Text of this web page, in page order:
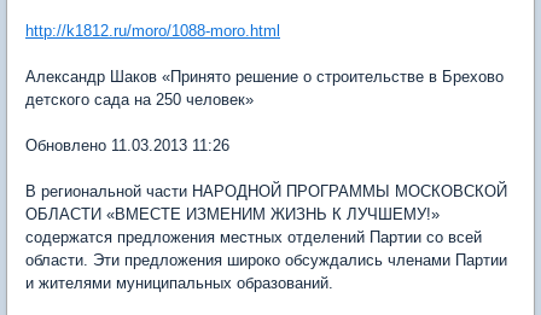
http://k1812.ru/moro/1088-moro.html
Александр Шаков «Принято решение о строительстве в Брехово
детского сада на 250 человек»
Обновлено 11.03.2013 11:26
В региональной части НАРОДНОЙ ПРОГРАММЫ МОСКОВСКОЙ
ОБЛАСТИ «ВМЕСТЕ ИЗМЕНИМ ЖИЗНЬ К ЛУЧШЕМУ!»
содержатся предложения местных отделений Партии со всей
области. Эти предложения широко обсуждались членами Партии
и жителями муниципальных образований.